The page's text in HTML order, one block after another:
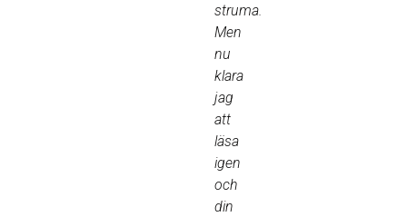
struma.
Men
nu
klara
jag
att
läsa
igen
och
din